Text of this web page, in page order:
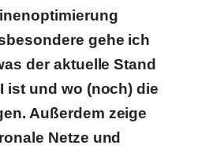
gehe ich
der aktuelle Stand
ist und wo (noch) die
Außerdem zeige
Netze und